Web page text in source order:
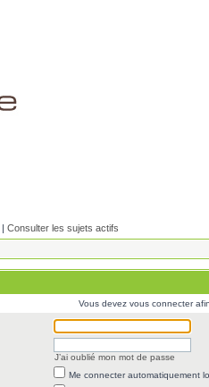
| Consulter les sujets actifs
Vous devez vous connecter
J’ai oublié mon mot de passe
Me connecter automatiquement